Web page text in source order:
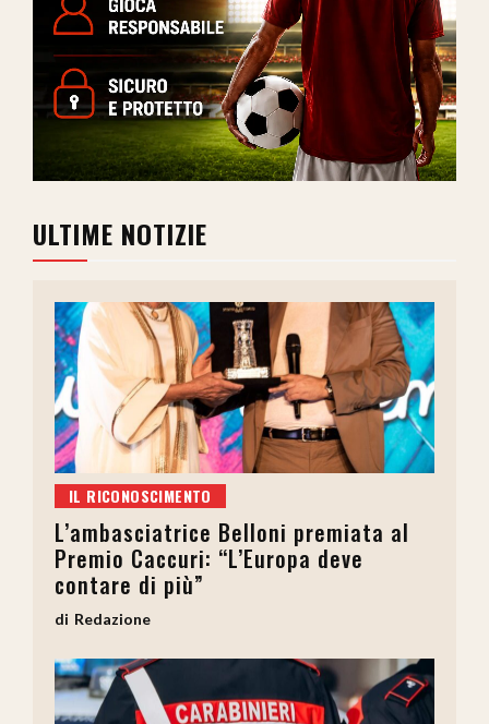
ULTIME NOTIZIE
IL RICONOSCIMENTO
L’ambasciatrice Belloni premiata al
Premio Caccuri: “L’Europa deve
contare di più”
Redazione